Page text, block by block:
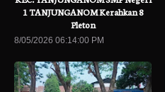
1 TANJUNGANOM Kerahkan 8
Pleton
8/05/2026 06:14:00 PM